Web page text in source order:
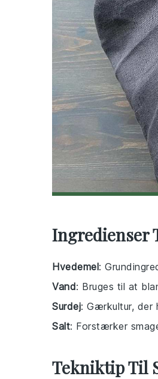
Ingredienser
Hvedemel:
Vand: Bruges til at
Surdej: Gærkultur, der
Salt: Forstærker
Tekniktip Til